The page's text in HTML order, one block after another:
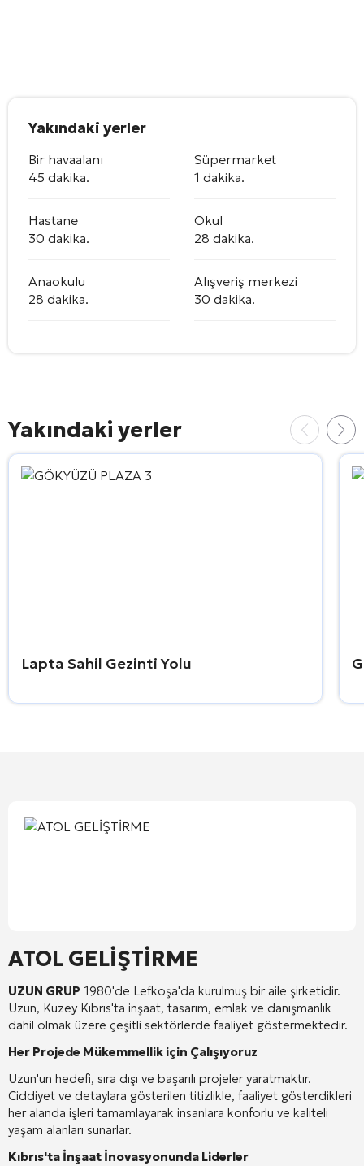
Yakındaki yerler
Bir havaalanı
45 dakika.
Süpermarket
1 dakika.
Hastane
30 dakika.
Okul
28 dakika.
Anaokulu
28 dakika.
Alışveriş merkezi
30 dakika.
Yakındaki yerler
Lapta Sahil Gezinti Yolu
ATOL GELİŞTİRME
UZUN GRUP 1980'de Lefkoşa'da kurulmuş bir aile şirketidir.
Uzun, Kuzey Kıbrıs'ta inşaat, tasarım, emlak ve danışmanlık
dahil olmak üzere çeşitli sektörlerde faaliyet göstermektedir.
Her Projede Mükemmellik için Çalışıyoruz
Uzun'un hedefi, sıra dışı ve başarılı projeler yaratmaktır.
Ciddiyet ve detaylara gösterilen titizlikle, faaliyet gösterdikleri
her alanda işleri tamamlayarak insanlara konforlu ve kaliteli
yaşam alanları sunarlar.
Kıbrıs'ta İnşaat İnovasyonunda Liderler